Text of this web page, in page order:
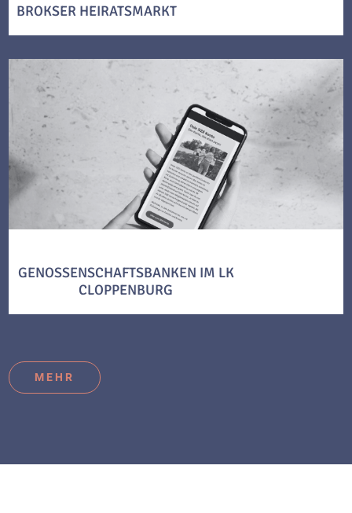
BROKSER HEIRATSMARKT
GENOSSENSCHAFTSBANKEN IM LK
CLOPPENBURG
MEHR